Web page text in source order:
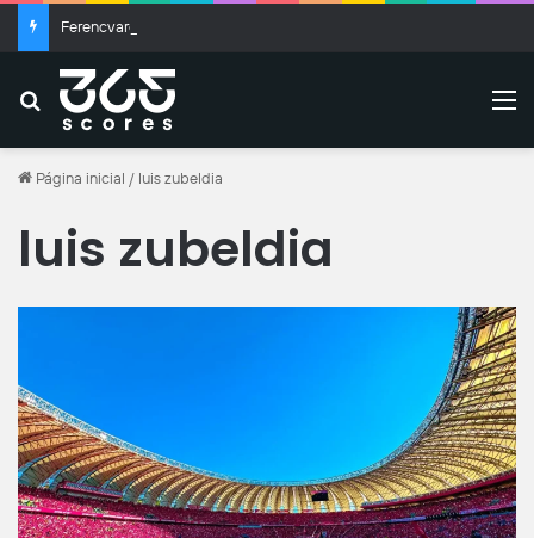
Buscar
Página inicial / luis zubeldia
luis zubeldia